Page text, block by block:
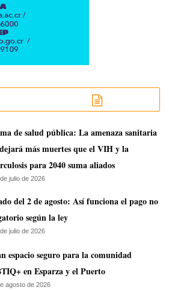
de salud pública: La amenaza sanitaria
más muertes que el VIH y la
para 2040 suma aliados
julio de 2026
del 2 de agosto: Así funciona el pago no
según la ley
julio de 2026
espacio seguro para la comunidad
en Esparza y el Puerto
agosto de 2026